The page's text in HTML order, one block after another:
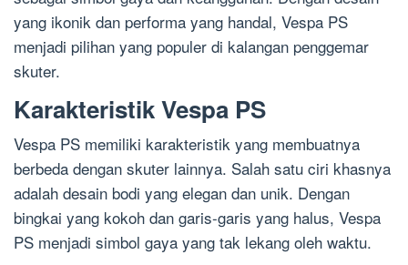
yang ikonik dan performa yang handal, Vespa PS
menjadi pilihan yang populer di kalangan penggemar
skuter.
Karakteristik Vespa PS
Vespa PS memiliki karakteristik yang membuatnya
berbeda dengan skuter lainnya. Salah satu ciri khasnya
adalah desain bodi yang elegan dan unik. Dengan
bingkai yang kokoh dan garis-garis yang halus, Vespa
PS menjadi simbol gaya yang tak lekang oleh waktu.